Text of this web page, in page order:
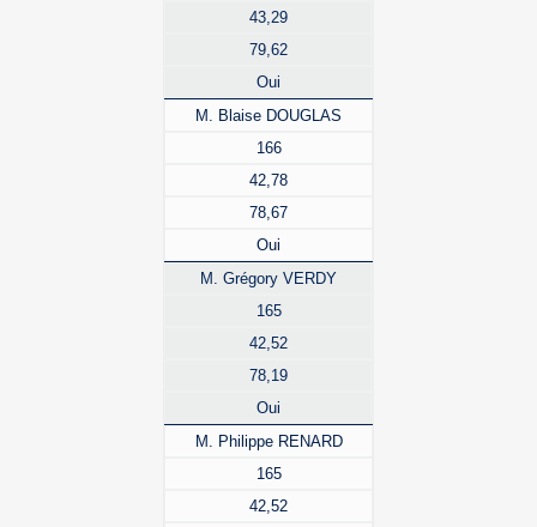
43,29
79,62
Oui
M. Blaise DOUGLAS
166
42,78
78,67
Oui
M. Grégory VERDY
165
42,52
78,19
Oui
M. Philippe RENARD
165
42,52